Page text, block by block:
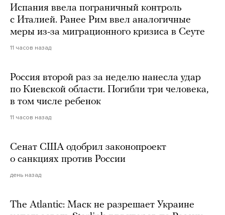
Испания ввела пограничный контроль
с Италией. Ранее Рим ввел аналогичные
меры из-за миграционного кризиса в Сеуте
11 часов назад
Россия второй раз за неделю нанесла удар
по Киевской области. Погибли три человека,
в том числе ребенок
11 часов назад
Сенат США одобрил законопроект
о санкциях против России
день назад
The Atlantic: Маск не разрешает Украине